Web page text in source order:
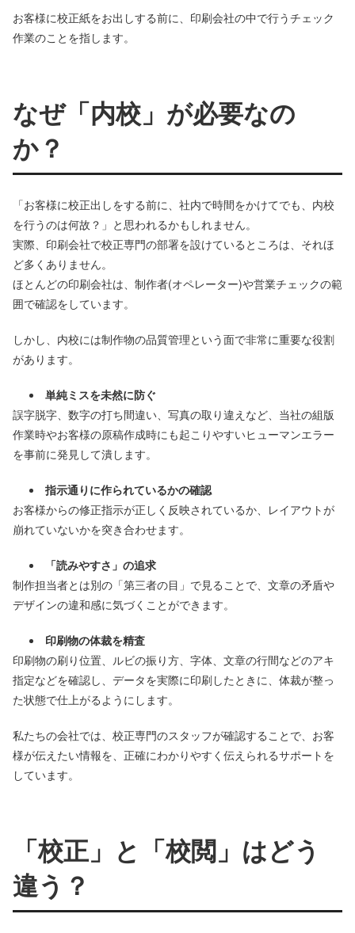
お客様に校正紙をお出しする前に、印刷会社の中で行うチェック
作業のことを指します。
なぜ「内校」が必要なの
か？
「お客様に校正出しをする前に、社内で時間をかけてでも、内校
を行うのは何故？」と思われるかもしれません。
実際、印刷会社で校正専門の部署を設けているところは、それほ
ど多くありません。
ほとんどの印刷会社は、制作者(オペレーター)や営業チェックの範
囲で確認をしています。
しかし、内校には制作物の品質管理という面で非常に重要な役割
があります。
単純ミスを未然に防ぐ
誤字脱字、数字の打ち間違い、写真の取り違えなど、当社の組版
作業時やお客様の原稿作成時にも起こりやすいヒューマンエラー
を事前に発見して潰します。
指示通りに作られているかの確認
お客様からの修正指示が正しく反映されているか、レイアウトが
崩れていないかを突き合わせます。
「読みやすさ」の追求
制作担当者とは別の「第三者の目」で見ることで、文章の矛盾や
デザインの違和感に気づくことができます。
印刷物の体裁を精査
印刷物の刷り位置、ルビの振り方、字体、文章の行間などのアキ
指定などを確認し、データを実際に印刷したときに、体裁が整っ
た状態で仕上がるようにします。
私たちの会社では、校正専門のスタッフが確認することで、お客
様が伝えたい情報を、正確にわかりやすく伝えられるサポートを
しています。
「校正」と「校閲」はどう
違う？